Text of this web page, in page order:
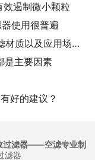
遏制微小颗粒
使用很普遍
板式初效过滤器G4的安装方式、过滤材质以及应用场景详解
是主要因素
好的建议？
过滤器——空滤专业制
滤器